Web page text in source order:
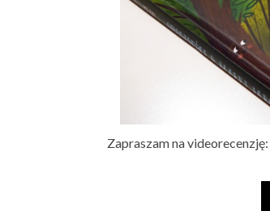
Zapraszam na videorecenzję: